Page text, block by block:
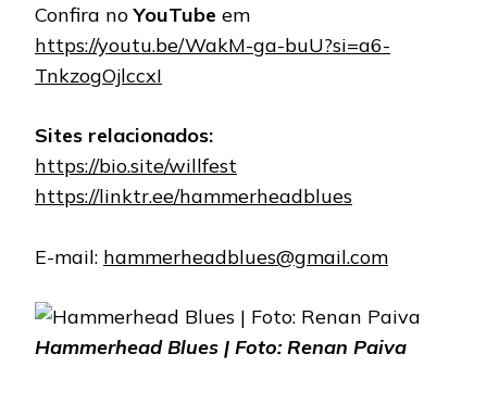
Confira noYouTube em
https://youtu.be/WakM-ga-buU?si=a6-
TnkzogOjlccxI
Sites relacionados:
https://bio.site/willfest
https://linktr.ee/hammerheadblues
E-mail: hammerheadblues@gmail.com
Hammerhead Blues | Foto: Renan Paiva